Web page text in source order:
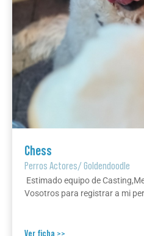
Chess
Perros Actores/Goldendoodle
Estimado equipo de
Vosotros para registrar a mi
Ver ficha >>